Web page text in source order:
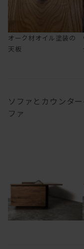
オーク材オイル塗装の
天板
ソファとカウンタ
ファ